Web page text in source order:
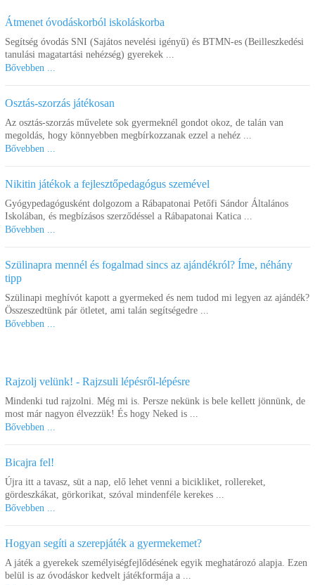
Kosárba
28.590 Ft
Kosárba
Kosárba
Építőkocka mix 30 db-os
Tüskés építő - alaplap
Átmenet óvodáskorból iskoláskorba
Segítség óvodás SNI (Sajátos nevelési igényű) és BTMN-es (Beilleszkedési
tanulási magatartási nehézség) gyerekek ...
Bővebben ...
Osztás-szorzás játékosan
Az osztás-szorzás művelete sok gyermeknél gondot okoz, de talán van
megoldás, hogy könnyebben megbírkozzanak ezzel a nehéz ...
Bővebben ...
Nikitin játékok a fejlesztőpedagógus szemével
Gyógypedagógusként dolgozom a Rábapatonai Petőfi Sándor Általános
Iskolában, és megbízásos szerződéssel a Rábapatonai Katica ...
Bővebben ...
Szülinapra mennél és fogalmad sincs az ajándékról? Íme, néhány
tipp
Szülinapi meghívót kapott a gyermeked és nem tudod mi legyen az ajándék?
Összeszedtünk pár ötletet, ami talán segítségedre ...
Bővebben ...
Rajzolj velünk! - Rajzsuli lépésről-lépésre
Mindenki tud rajzolni. Még mi is. Persze nekünk is bele kellett jönnünk, de
most már nagyon élvezzük! És hogy Neked is ...
Bővebben ...
Bicajra fel!
Újra itt a tavasz, süt a nap, elő lehet venni a bicikliket, rollereket,
gördeszkákat, görkorikat, szóval mindenféle kerekes ...
Bővebben ...
Hogyan segíti a szerepjáték a gyermekemet?
A játék a gyerekek személyiségfejlődésének egyik meghatározó alapja. Ezen
belül is az óvodáskor kedvelt játékformája a ...